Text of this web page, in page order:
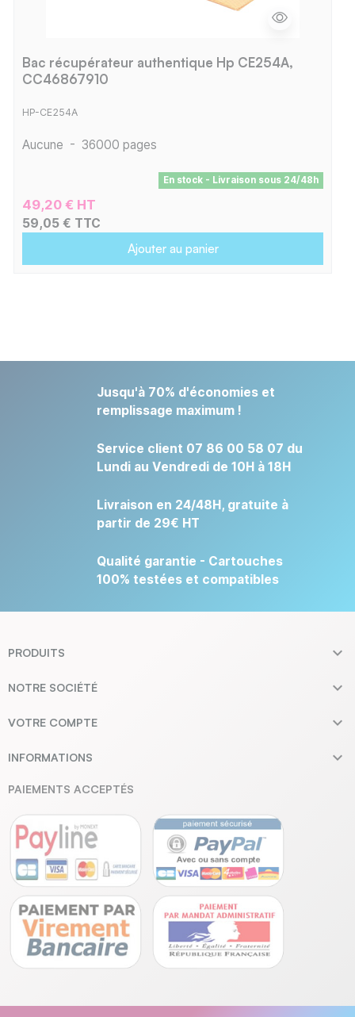
Bac récupérateur authentique Hp CE254A,
CC46867910
HP-CE254A
Aucune - 36000 pages
En stock - Livraison sous 24/48h
49,20 € HT
59,05 € TTC
Ajouter au panier
Jusqu'à 70% d'économies et
remplissage maximum !
Service client 07 86 00 58 07 du
Lundi au Vendredi de 10H à 18H
Livraison en 24/48H, gratuite à
partir de 29€ HT
Qualité garantie - Cartouches
100% testées et compatibles
PRODUITS 
NOTRE SOCIÉTÉ 
VOTRE COMPTE 
INFORMATIONS 
PAIEMENTS ACCEPTÉS